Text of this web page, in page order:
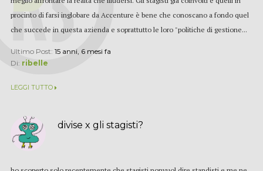
procinto di farsi inglobare da Accenture è bene che conoscano a fondo quel
che succede in questa azienda e soprattutto le loro "politiche di gestione...
Ultimo Post: 15 anni, 6 mesi fa
Di: ribelle
LEGGI TUTTO
divise x gli stagisti?